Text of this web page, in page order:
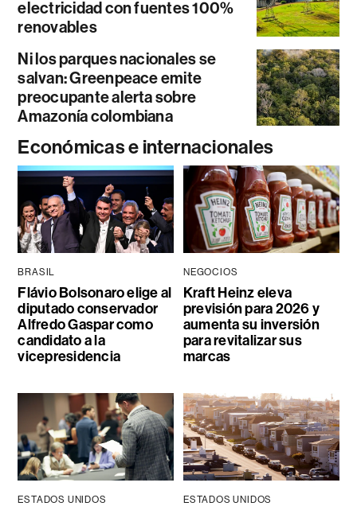
electricidad con fuentes 100%
renovables
Ni los parques nacionales se
salvan: Greenpeace emite
preocupante alerta sobre
Amazonía colombiana
Económicas e internacionales
BRASIL
Flávio Bolsonaro elige al
diputado conservador
Alfredo Gaspar como
candidato a la
vicepresidencia
NEGOCIOS
Kraft Heinz eleva
previsión para 2026 y
aumenta su inversión
para revitalizar sus
marcas
ESTADOS UNIDOS ESTADOS UNIDOS